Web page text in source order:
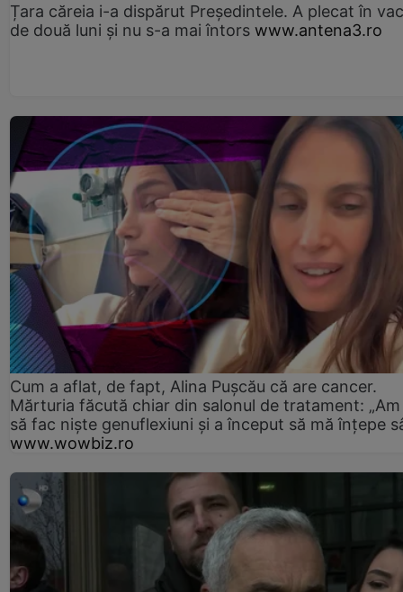
Țara căreia i-a dispărut Președintele. A plecat în
de două luni și nu s-a mai întors www.antena3.ro
Cum a aflat, de fapt, Alina Pușcău că are cancer.
Mărturia făcută chiar din salonul de tratament:
să fac niște genuflexiuni și a început să mă înțepe
www.wowbiz.ro